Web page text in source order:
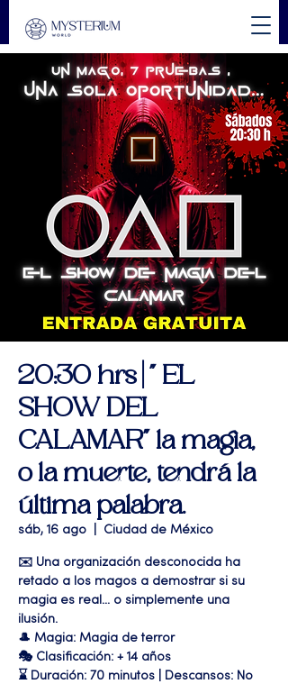
20:30 hrs | " EL
SHOW DEL
CALAMAR" la magia,
o la muerte, tendrá la
última palabra.
sáb, 16 ago Ciudad de México
✉️ Una organización desconocida ha
retado a los magos a demostrar si su
magia es real… o simplemente una
ilusión.
🎩 Magia: Magia de terror
🎭 Clasificación: + 14 años
⌛ Duración: 70 minutos | Descansos: No